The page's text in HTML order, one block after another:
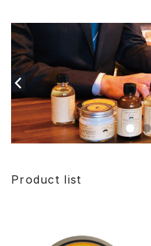
Product list